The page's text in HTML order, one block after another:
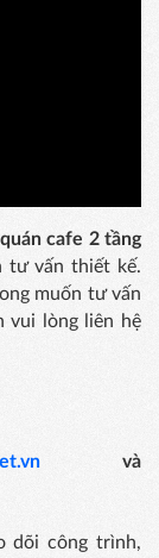
cafe 2 tầng
tư vấn thiết kế.
muốn tư vấn
vui lòng liên hệ
và
dõi công trình,